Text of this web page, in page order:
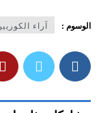
الوسوم : آراء